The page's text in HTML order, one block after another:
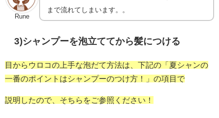
Rune
まで流れてしまいます。。
3)シャンプーを泡立ててから髪につける
目からウロコの上手な泡だて方法は、下記の「夏シャンの
一番のポイントはシャンプーのつけ方！」の項目で
説明したので、そちらをご参照ください！